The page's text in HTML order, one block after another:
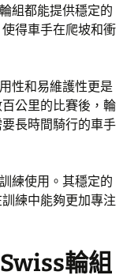
組都能提供穩定的
得車手在爬坡和衝
性和易維護性更是
公里的比賽後，輪
長時間騎行的車手
練使用。其穩定的
練中能夠更加專注
輪組